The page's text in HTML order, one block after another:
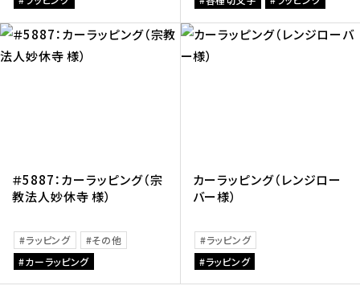
＃5887：カーラッピング（宗
教法人妙休寺 様）
ラッピング
その他
カーラッピング
カーラッピング（レンジロー
バー様）
ラッピング
ラッピング